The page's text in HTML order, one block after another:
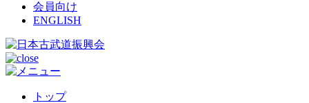
会員向け
ENGLISH
トップ